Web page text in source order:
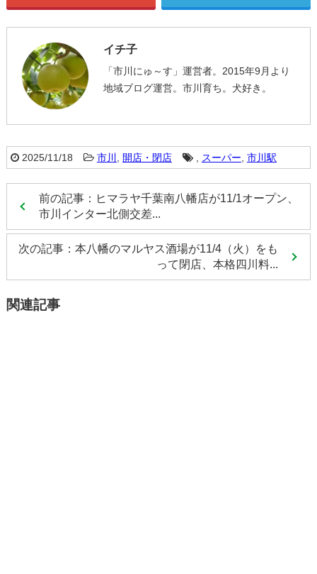
イチ子
「市川にゅ～す」運営者。2015年9月より
地域ブログ運営。市川育ち。犬好き。
2025/11/18 市川 , 開店・閉店 , スーパー, 市川駅
前の記事：ヒマラヤ千葉南八幡店が11/1オープン、
市川インター北側交差...
次の記事：本八幡のマルヤス酒場が11/4（火）をも
って閉店、本格四川料...
関連記事